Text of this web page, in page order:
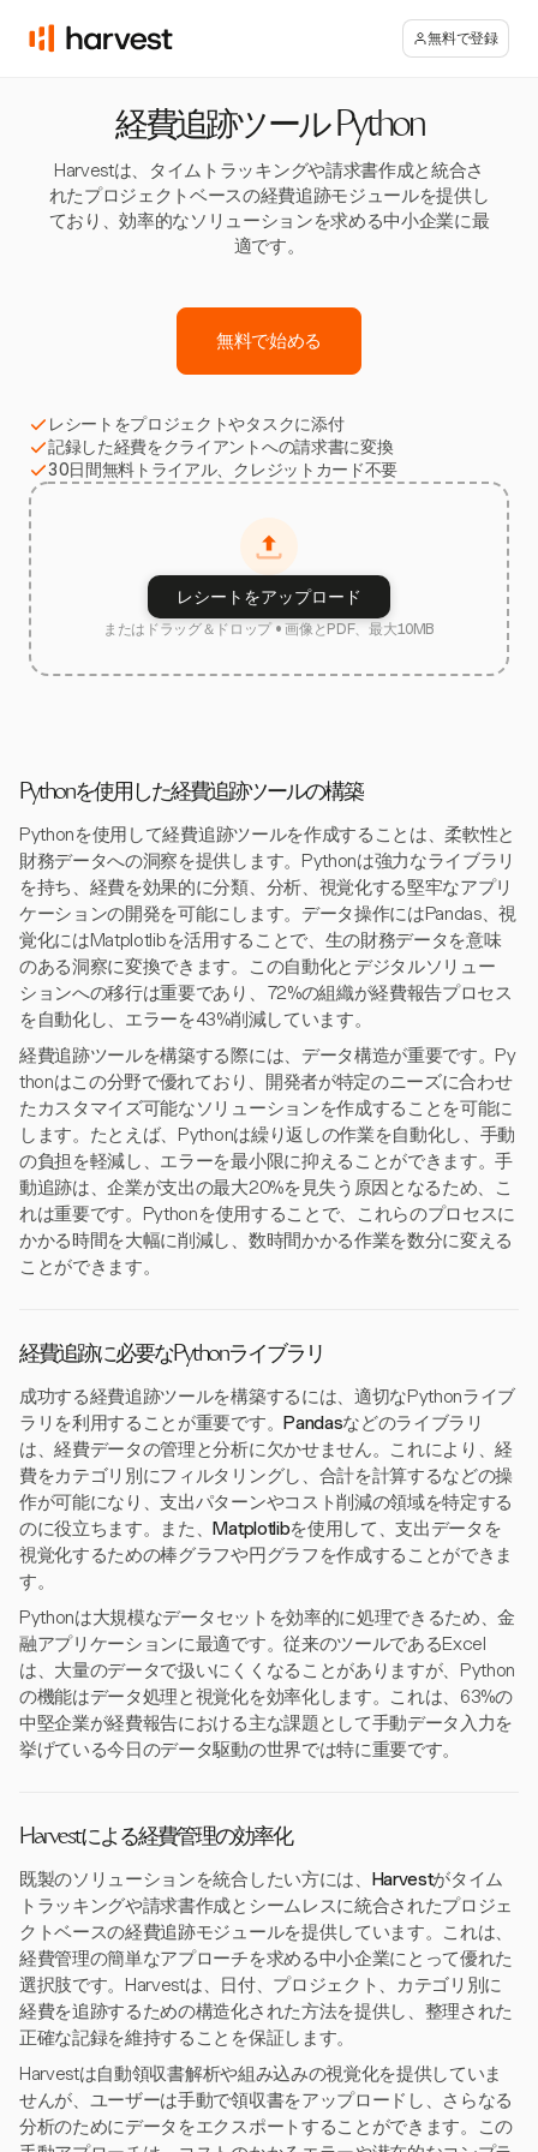
無料で登録
経費追跡ツール Python
Harvestは、タイムトラッキングや請求書作成と統合さ
れたプロジェクトベースの経費追跡モジュールを提供し
ており、効率的なソリューションを求める中小企業に最
適です。
無料で始める
レシートをプロジェクトやタスクに添付
記録した経費をクライアントへの請求書に変換
30日間無料トライアル、クレジットカード不要
レシートをアップロード
またはドラッグ＆ドロップ • 画像とPDF、最大10MB
Pythonを使用した経費追跡ツールの構築
Pythonを使用して経費追跡ツールを作成することは、柔軟性と
財務データへの洞察を提供します。Pythonは強力なライブラリ
を持ち、経費を効果的に分類、分析、視覚化する堅牢なアプリ
ケーションの開発を可能にします。データ操作にはPandas、視
覚化にはMatplotlibを活用することで、生の財務データを意味
のある洞察に変換できます。この自動化とデジタルソリュー
ションへの移行は重要であり、72%の組織が経費報告プロセス
を自動化し、エラーを43%削減しています。
経費追跡ツールを構築する際には、データ構造が重要です。Py
thonはこの分野で優れており、開発者が特定のニーズに合わせ
たカスタマイズ可能なソリューションを作成することを可能に
します。たとえば、Pythonは繰り返しの作業を自動化し、手動
の負担を軽減し、エラーを最小限に抑えることができます。手
動追跡は、企業が支出の最大20%を見失う原因となるため、こ
れは重要です。Pythonを使用することで、これらのプロセスに
かかる時間を大幅に削減し、数時間かかる作業を数分に変える
ことができます。
経費追跡に必要なPythonライブラリ
成功する経費追跡ツールを構築するには、適切なPythonライブ
ラリを利用することが重要です。Pandasなどのライブラリ
は、経費データの管理と分析に欠かせません。これにより、経
費をカテゴリ別にフィルタリングし、合計を計算するなどの操
作が可能になり、支出パターンやコスト削減の領域を特定する
のに役立ちます。また、Matplotlibを使用して、支出データを
視覚化するための棒グラフや円グラフを作成することができま
す。
Pythonは大規模なデータセットを効率的に処理できるため、金
融アプリケーションに最適です。従来のツールであるExcel
は、大量のデータで扱いにくくなることがありますが、Python
の機能はデータ処理と視覚化を効率化します。これは、63%の
中堅企業が経費報告における主な課題として手動データ入力を
挙げている今日のデータ駆動の世界では特に重要です。
Harvestによる経費管理の効率化
既製のソリューションを統合したい方には、 Harvestがタイム
トラッキングや請求書作成とシームレスに統合されたプロジェ
クトベースの経費追跡モジュールを提供しています。これは、
経費管理の簡単なアプローチを求める中小企業にとって優れた
選択肢です。Harvestは、日付、プロジェクト、カテゴリ別に
経費を追跡するための構造化された方法を提供し、整理された
正確な記録を維持することを保証します。
Harvestは自動領収書解析や組み込みの視覚化を提供していま
せんが、ユーザーは手動で領収書をアップロードし、さらなる
分析のためにデータをエクスポートすることができます。この